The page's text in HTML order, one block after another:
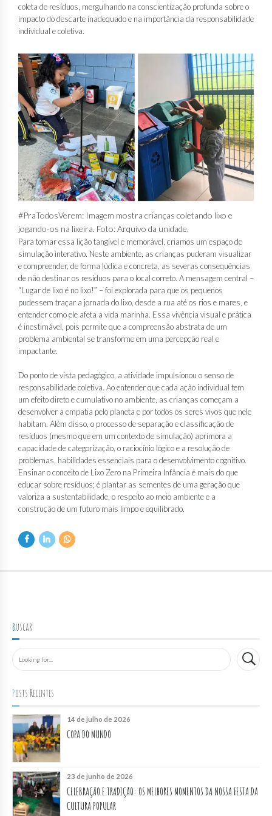
coleta de resíduos, mergulhando na conscientização profunda sobre o
impacto do descarte inadequado e na importância da responsabilidade
individual e coletiva.
#PraTodosVerem: Imagem mostra crianças coletando lixo e
jogando-os na lixeira. Foto: Arquivo da unidade.
Para tornar essa lição tangível e memorável, criamos um espaço de
simulação interativo. Neste ambiente, as crianças puderam visualizar
e compreender, de forma lúdica e concreta, as severas consequências
de não destinar os resíduos para o local correto. A mensagem central –
“Lugar de lixo é no lixo!” – foi explorada para que os pequenos
pudessem traçar a jornada do lixo, desde a rua até os rios e mares, e
entender como ele afeta a vida marinha. Essa vivência visual e prática
é inestimável, pois permite que a compreensão abstrata de um
problema ambiental se transforme em uma percepção real e
impactante.
Do ponto de vista pedagógico, a atividade impulsionou o senso de
responsabilidade coletiva. Ao entender que cada ação individual tem
um efeito direto e cumulativo no ambiente, as crianças começam a
desenvolver a empatia pelo planeta e por todos os seres vivos que nele
habitam. Além disso, o processo de separação e classificação de
resíduos (mesmo que em um contexto de simulação) aprimora a
capacidade de categorização, o raciocínio lógico e a resolução de
problemas, habilidades essenciais para o desenvolvimento cognitivo.
Ensinar o conceito de Lixo Zero na Primeira Infância é mais do que
educar sobre resíduos; é plantar as sementes de uma geração que
valoriza a sustentabilidade, o respeito ao meio ambiente e a
construção de um futuro mais limpo e equilibrado.
Buscar
Posts Recentes
14 de julho de 2026
COPA DO MUNDO
23 de junho de 2026
CELEBRAÇÃO E TRADIÇÃO: OS MELHORES MOMENTOS DA NOSSA FESTA DA
CULTURA POPULAR